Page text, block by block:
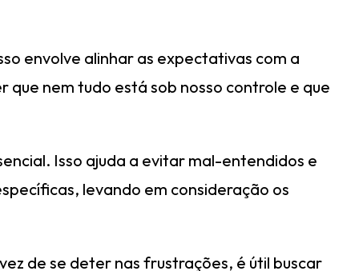
envolve alinhar as expectativas com a
nem tudo está sob nosso controle e que
Isso ajuda a evitar mal-entendidos e
levando em consideração os
de se deter nas frustrações, é útil buscar